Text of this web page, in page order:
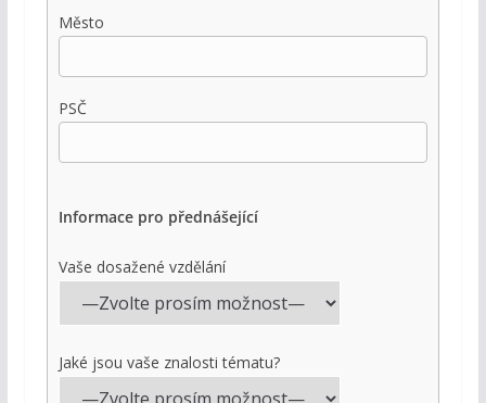
Město
PSČ
Informace pro přednášející
Vaše dosažené vzdělání
Jaké jsou vaše znalosti tématu?